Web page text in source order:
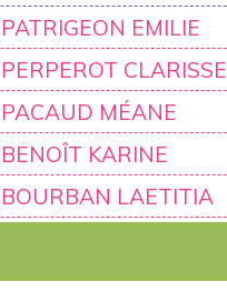
PATRIGEON EMILIE
PERPEROT CLARISSE
PACAUD MÉANE
BENOÎT KARINE
BOURBAN LAETITIA